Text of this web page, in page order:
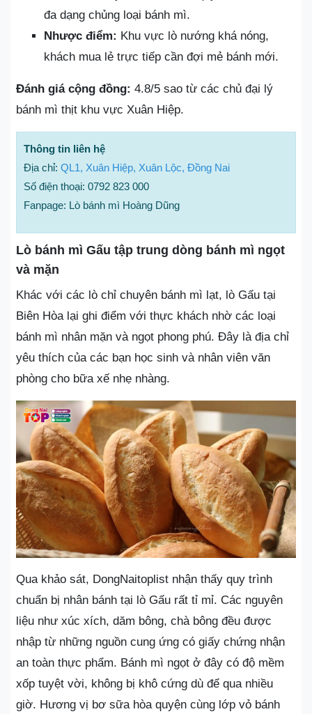
đa dạng chủng loại bánh mì.
Nhược điểm: Khu vực lò nướng khá nóng,
khách mua lẻ trực tiếp cần đợi mẻ bánh mới.
Đánh giá cộng đồng: 4.8/5 sao từ các chủ đại lý
bánh mì thịt khu vực Xuân Hiệp.
Thông tin liên hệ
Địa chỉ: QL1, Xuân Hiệp, Xuân Lộc, Đồng Nai
Số điện thoại: 0792 823 000
Fanpage: Lò bánh mì Hoàng Dũng
Lò bánh mì Gấu tập trung dòng bánh mì ngọt
và mặn
Khác với các lò chỉ chuyên bánh mì lạt, lò Gấu tại
Biên Hòa lại ghi điểm với thực khách nhờ các loại
bánh mì nhân mặn và ngọt phong phú. Đây là địa chỉ
yêu thích của các bạn học sinh và nhân viên văn
phòng cho bữa xế nhẹ nhàng.
Qua khảo sát, DongNaitoplist nhận thấy quy trình
chuẩn bị nhân bánh tại lò Gấu rất tỉ mỉ. Các nguyên
liệu như xúc xích, dăm bông, chà bông đều được
nhập từ những nguồn cung ứng có giấy chứng nhận
an toàn thực phẩm. Bánh mì ngọt ở đây có độ mềm
xốp tuyệt vời, không bị khô cứng dù để qua nhiều
giờ. Hương vị bơ sữa hòa quyện cùng lớp vỏ bánh